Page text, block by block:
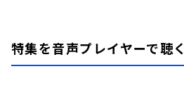
特集を音声プレイヤーで聴く